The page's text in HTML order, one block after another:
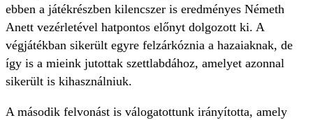
ebben a játékrészben kilencszer is eredményes Németh
Anett vezérletével hatpontos előnyt dolgozott ki. A
végjátékban sikerült egyre felzárkóznia a hazaiaknak, de
így is a mieink jutottak szettlabdához, amelyet azonnal
sikerült is kihasználniuk.
A második felvonást is válogatottunk irányította, amely